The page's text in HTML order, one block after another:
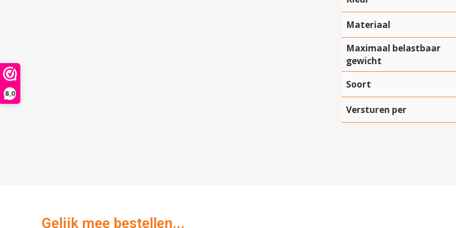
8,0
Materiaal
Maximaal belastbaar
gewicht
Soort
Versturen per
Gelijk mee bestellen...
Hartelijk dank!
Dit product is succesvol toegevoegd aan uw winkelwagen!